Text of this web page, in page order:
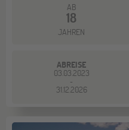
AB
18
JAHREN
ABREISE
03.03.2023
-
31.12.2026